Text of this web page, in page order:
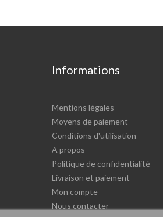
Informations
Mentions légales
Moyens de paiement
Conditions d'utilisation
A propos
Politique de confidentialité
Livraison et paiement
Mon compte
Nous contacter